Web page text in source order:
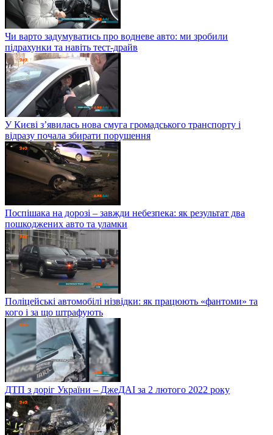
Чи варто задумуватись про водневе авто: ми зробили
підрахунки та навіть тест-драйв
У Києві з’явилась нова смуга громадського транспорту і
відразу почала збирати порушення
Поспішака на дорозі – завжди небезпека: як результат два
пошкоджених авто та уламки
Поліцейські автомобілі нізвідки: як працюють «фантоми» та
кого і за що штрафують
ДТП з доріг України – ДжеДАІ за 2 лютого 2022 року